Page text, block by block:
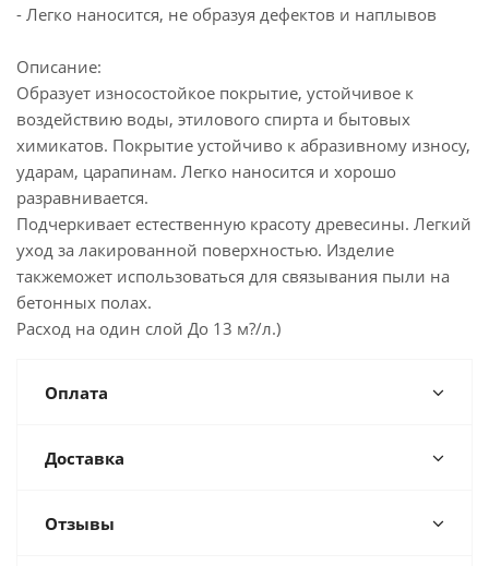
- Легко наносится, не образуя дефектов и наплывов
Описание:
Образует износостойкое покрытие, устойчивое к
воздействию воды, этилового спирта и бытовых
химикатов. Покрытие устойчиво к абразивному износу,
ударам, царапинам. Легко наносится и хорошо
разравнивается.
Подчеркивает естественную красоту древесины. Легкий
уход за лакированной поверхностью. Изделие
такжеможет использоваться для связывания пыли на
бетонных полах.
Расход на один слой До 13 м?/л.)
Оплата
Доставка
Отзывы